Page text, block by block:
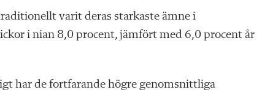
varit deras starkaste ämne i
i nian 8,0 procent, jämfört med 6,0 procent år
har de fortfarande högre genomsnittliga